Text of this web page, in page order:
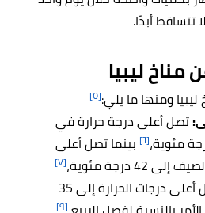
أبدًا.
ليبيا
ليبيا ومنها ما يلي:[٥]
تصل أعلى درجة حرارة في
[٦]
بينما تصل أعلى
درجة مئوية،
[٧]
وفي فصل الخريف تصل أعلى درجات الحرارة إلى 35
[٩]